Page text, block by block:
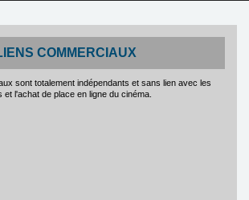
COMMERCIAUX
sont totalement indépendants et sans lien avec les
et l'achat de place en ligne du cinéma.